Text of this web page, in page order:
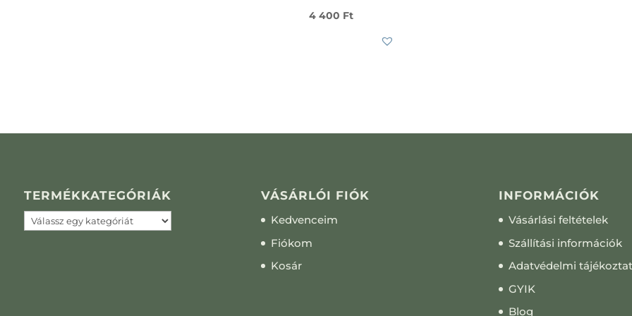
4 400 Ft
TERMÉKKATEGÓRIÁK VÁSÁRLÓI FIÓK
Kedvenceim
Fiókom
Kosár
INFORMÁCIÓK
Vásárlási feltételek
Szállítási információk
Adatvédelmi
GYIK
Blog